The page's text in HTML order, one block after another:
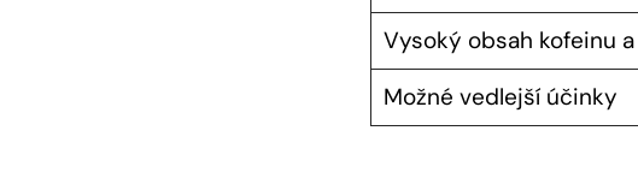
Vysoký obsah kofeinu
Možné vedlejší účinky